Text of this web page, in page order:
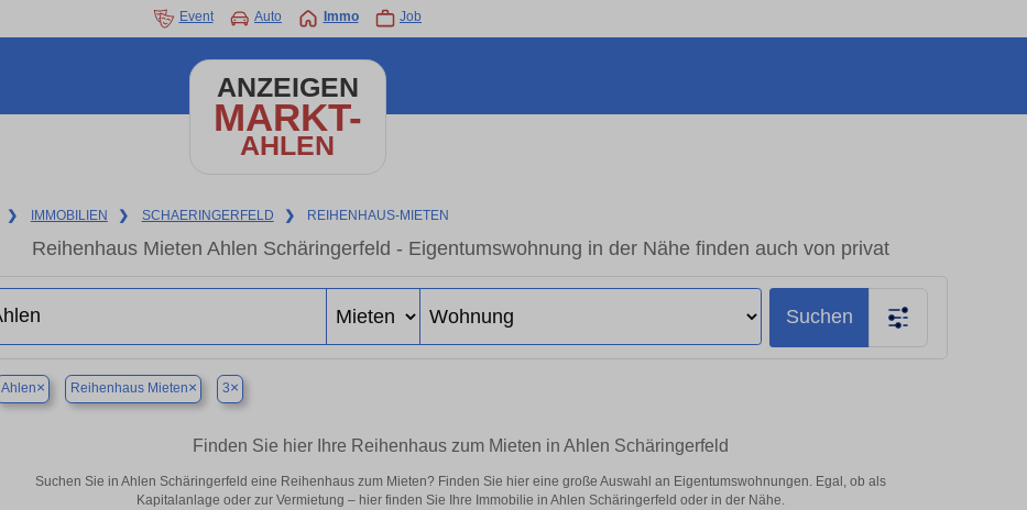
Event Auto Immo Job
ANZEIGEN
MARKT-
AHLEN
❯ IMMOBILIEN ❯ SCHAERINGERFELD ❯ REIHENHAUS-MIETEN
Reihenhaus Mieten Ahlen Schäringerfeld - Eigentumswohnung in der Nähe finden auch von privat
Suchen
Ahlen× Reihenhaus Mieten× 3×
Finden Sie hier Ihre Reihenhaus zum Mieten in Ahlen Schäringerfeld
Suchen Sie in Ahlen Schäringerfeld eine Reihenhaus zum Mieten? Finden Sie hier eine große Auswahl an Eigentumswohnungen. Egal, ob als
Kapitalanlage oder zur Vermietung – hier finden Sie Ihre Immobilie in Ahlen Schäringerfeld oder in der Nähe.